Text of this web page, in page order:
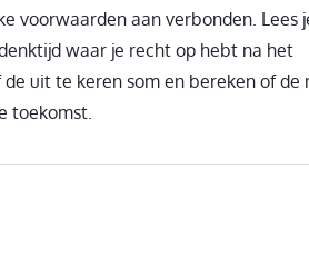
voorwaarden aan verbonden. Lees
waar je recht op hebt na het
de uit te keren som en bereken of de
toekomst.